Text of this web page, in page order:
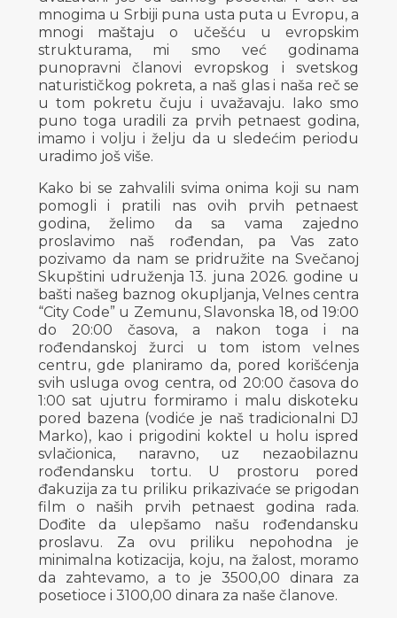
mnogima u Srbiji puna usta puta u Evropu, a
mnogi maštaju o učešću u evropskim
strukturama, mi smo već godinama
punopravni članovi evropskog i svetskog
naturističkog pokreta, a naš glas i naša reč se
u tom pokretu čuju i uvažavaju. Iako smo
puno toga uradili za prvih petnaest godina,
imamo i volju i želju da u sledećim periodu
uradimo još više.
Kako bi se zahvalili svima onima koji su nam
pomogli i pratili nas ovih prvih petnaest
godina, želimo da sa vama zajedno
proslavimo naš rođendan, pa Vas zato
pozivamo da nam se pridružite na Svečanoj
Skupštini udruženja 13. juna 2026. godine u
bašti našeg baznog okupljanja, Velnes centra
“City Code” u Zemunu, Slavonska 18, od 19:00
do 20:00 časova, a nakon toga i na
rođendanskoj žurci u tom istom velnes
centru, gde planiramo da, pored korišćenja
svih usluga ovog centra, od 20:00 časova do
1:00 sat ujutru formiramo i malu diskoteku
pored bazena (vodiće je naš tradicionalni DJ
Marko), kao i prigodini koktel u holu ispred
svlačionica, naravno, uz nezaobilaznu
rođendansku tortu. U prostoru pored
đakuzija za tu priliku prikazivaće se prigodan
film o naših prvih petnaest godina rada.
Dođite da ulepšamo našu rođendansku
proslavu. Za ovu priliku nepohodna je
minimalna kotizacija, koju, na žalost, moramo
da zahtevamo, a to je 3500,00 dinara za
posetioce i 3100,00 dinara za naše članove.